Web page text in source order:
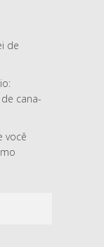
de
cana-
você